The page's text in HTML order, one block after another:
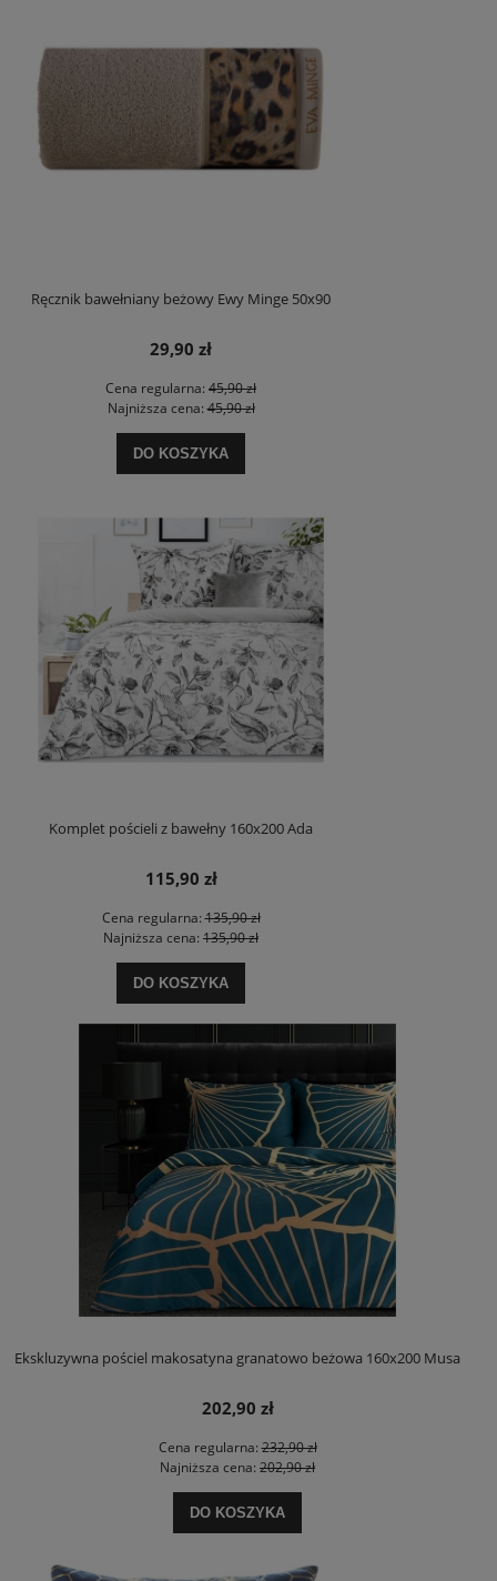
Ręcznik bawełniany beżowy Ewy Minge 50x90
29,90 zł
Cena regularna: 45,90 zł
Najniższa cena:45,90 zł
DO KOSZYKA
Komplet pościeli z bawełny 160x200 Ada
115,90 zł
Cena regularna:135,90 zł
Najniższa cena: 135,90 zł
DO KOSZYKA
Ekskluzywna pościel makosatyna granatowo beżowa 160x200 Musa
202,90 zł
Cena regularna:232,90 zł
Najniższa cena: 202,90 zł
DO KOSZYKA